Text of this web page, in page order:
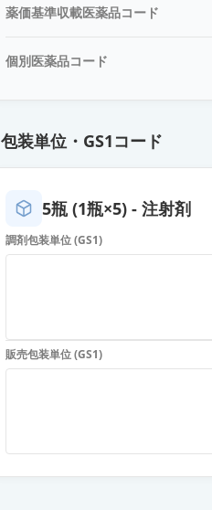
薬価基準収載医薬品コード
個別医薬品コード
包装単位・GS1コード
5瓶 (1瓶×5) - 注射剤
調剤包装単位 (GS1)
販売包装単位 (GS1)